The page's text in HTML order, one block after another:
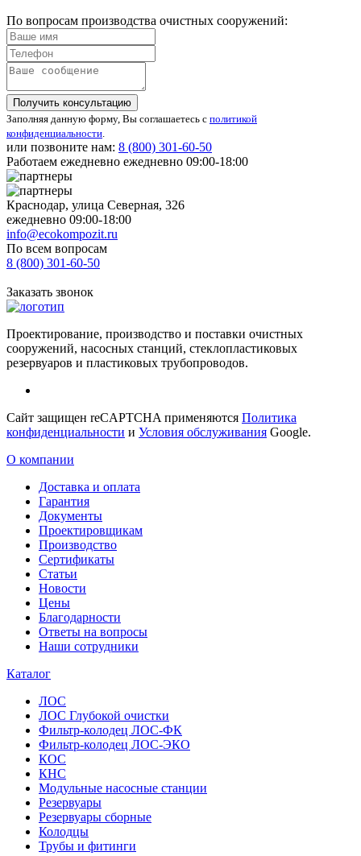
По вопросам производства очистных сооружений:
Получить консультацию
Заполняя данную форму, Вы соглашаетесь с политикой
конфиденциальности.
или позвоните нам: 8 (800) 301-60-50
Работаем ежедневно ежедневно 09:00-18:00
Краснодар, улица Северная, 326
ежедневно 09:00-18:00
info@ecokompozit.ru
По всем вопросам
8 (800) 301-60-50
Заказать звонок
Проектирование, производство и поставки очистных
сооружений, насосных станций, стеклопластиковых
резервуаров и пластиковых трубопроводов.
Сайт защищен reCAPTCHA применяются Политика
конфиденциальности и Условия обслуживания Google.
О компании
Доставка и оплата
Гарантия
Документы
Проектировщикам
Производство
Сертификаты
Статьи
Новости
Цены
Благодарности
Ответы на вопросы
Наши сотрудники
Каталог
ЛОС
ЛОС Глубокой очистки
Фильтр-колодец ЛОС-ФК
Фильтр-колодец ЛОС-ЭКО
КОС
КНС
Модульные насосные станции
Резервуары
Резервуары сборные
Колодцы
Трубы и фитинги